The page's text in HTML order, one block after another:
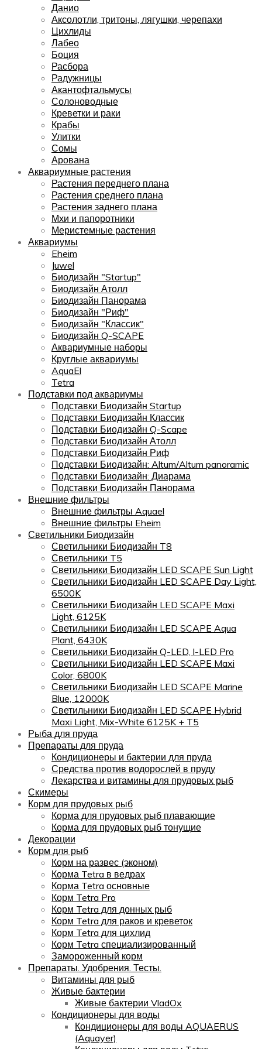
Данио
Аксолотли, тритоны, лягушки, черепахи
Цихлиды
Лабео
Боция
Расбора
Радужницы
Акантофтальмусы
Солоноводные
Креветки и раки
Крабы
Улитки
Сомы
Арована
Аквариумные растения
Растения переднего плана
Растения среднего плана
Растения заднего плана
Мхи и папоротники
Меристемные растения
Аквариумы
Eheim
Juwel
Биодизайн "Startup"
Биодизайн Атолл
Биодизайн Панорама
Биодизайн "Риф"
Биодизайн "Классик"
Биодизайн Q-SCAPE
Аквариумные наборы
Круглые аквариумы
AquaEl
Tetra
Подставки под аквариумы
Подставки Биодизайн Startup
Подставки Биодизайн Классик
Подставки Биодизайн Q-Scape
Подставки Биодизайн Атолл
Подставки Биодизайн Риф
Подставки Биодизайн: Altum/Altum panoramic
Подставки Биодизайн: Диарама
Подставки Биодизайн Панорама
Внешние фильтры
Внешние фильтры Aquael
Внешние фильтры Eheim
Светильники Биодизайн
Светильники Биодизайн T8
Светильники T5
Светильники Биодизайн LED SCAPE Sun Light
Светильники Биодизайн LED SCAPE Day Light,
6500K
Светильники Биодизайн LED SCAPE Maxi
Light, 6125K
Светильники Биодизайн LED SCAPE Aqua
Plant, 6430K
Светильники Биодизайн Q-LED, I-LED Pro
Светильники Биодизайн LED SCAPE Maxi
Color, 6800K
Светильники Биодизайн LED SCAPE Marine
Blue, 12000K
Светильники Биодизайн LED SCAPE Hybrid
Maxi Light, Mix-White 6125K + T5
Рыба для пруда
Препараты для пруда
Кондиционеры и бактерии для пруда
Средства против водорослей в пруду
Лекарства и витамины для прудовых рыб
Скимеры
Корм для прудовых рыб
Корма для прудовых рыб плавающие
Корма для прудовых рыб тонущие
Декорации
Корм для рыб
Корм на развес (эконом)
Корма Tetra в ведрах
Корма Tetra основные
Корм Tetra Pro
Корм Tetra для донных рыб
Корм Tetra для раков и креветок
Корм Tetra для цихлид
Корм Tetra специализированный
Замороженный корм
Препараты. Удобрения. Тесты.
Витамины для рыб
Живые бактерии
Живые бактерии VladOx
Кондиционеры для воды
Кондиционеры для воды AQUAERUS
(Aquayer)